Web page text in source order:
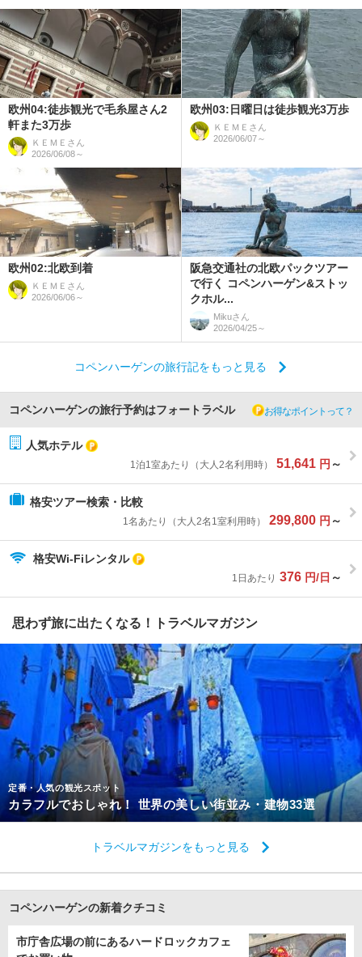
欧州04:徒歩観光で毛糸屋さん2
軒また3万歩
ＫＥＭＥ さん
2026/06/08～
欧州03:日曜日は徒歩観光3万歩
ＫＥＭＥ さん
2026/06/07～
欧州02:北欧到着
ＫＥＭＥ さん
2026/06/06～
阪急交通社の北欧パックツアー
で行く コペンハーゲン&ストッ
クホル...
Mikuさん
2026/04/25～
コペンハーゲンの旅行記をもっと見る
コペンハーゲンの旅行予約はフォートラベル お得なポイントって？
人気ホテル
1泊1室あたり（大人2名利用時） 51,641 円 ～
格安ツアー検索・比較
1名あたり（大人2名1室利用時） 299,800 円 ～
格安Wi-Fiレンタル
1日あたり 376 円/日 ～
思わず旅に出たくなる！トラベルマガジン
定番・人気の観光スポット
カラフルでおしゃれ！ 世界の美しい街並み・建物33選
トラベルマガジンをもっと見る
コペンハーゲンの新着クチコミ
市庁舎広場の前にあるハードロックカフェ